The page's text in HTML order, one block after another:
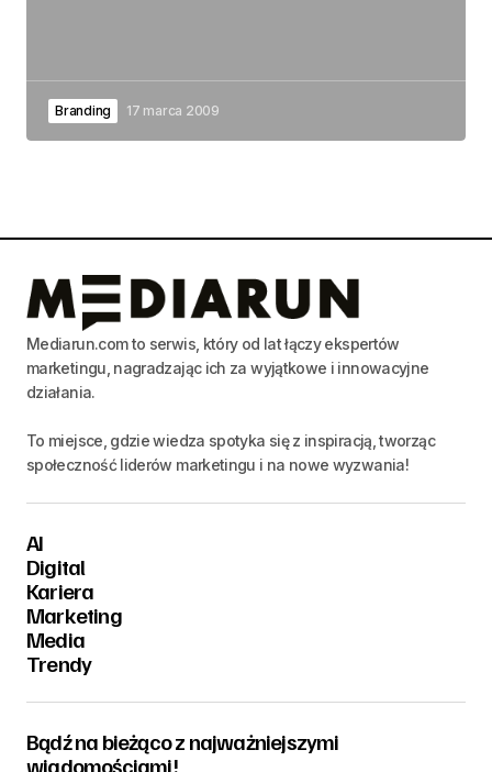
Branding 17 marca 2009
Mediarun.com to serwis, który od lat łączy ekspertów
marketingu, nagradzając ich za wyjątkowe i innowacyjne
działania.
To miejsce, gdzie wiedza spotyka się z inspiracją, tworząc
społeczność liderów marketingu i na nowe wyzwania!
AI
Digital
Kariera
Marketing
Media
Trendy
Bądź na bieżąco z najważniejszymi
wiadomościami!